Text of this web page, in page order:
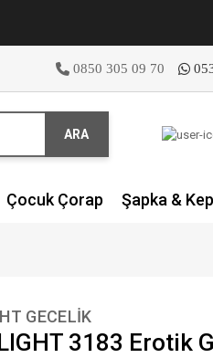
0850 305 09 70
ARA
Çocuk Çorap Şapka & Kep
GECELİK
3183 Erotik